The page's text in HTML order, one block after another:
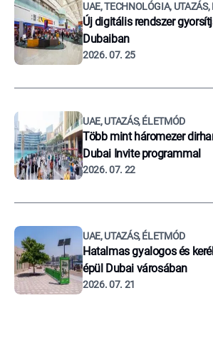
UAE, TECHNOLÓGIA,
Új digitális rendszer
Dubaiban
2026. 07. 25
UAE, UTAZÁS, ÉLETMÓD
Több mint háromezer
Dubai Invite programmal
2026. 07. 22
UAE, UTAZÁS, ÉLETMÓD
Hatalmas gyalogos és
épül Dubai városában
2026. 07. 21